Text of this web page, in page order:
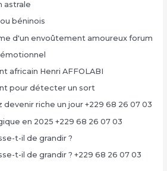
astrale
béninois
d'un envoûtement amoureux forum
africain Henri AFFOLABI
pour détecter un sort
devenir riche un jour +229 68 26 07 03
en 2025 +229 68 26 07 03
t-il de grandir ?
t-il de grandir ? +229 68 26 07 03